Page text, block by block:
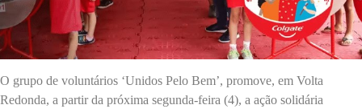
O grupo de voluntários ‘Unidos Pelo Bem’, promove, em Volta
Redonda, a partir da próxima segunda-feira (4), a ação solidária